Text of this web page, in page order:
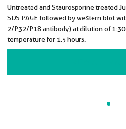
Untreated and Staurosporine treated
SDS PAGE followed by western blot
2/P32/P18 antibody) at dilution of 1:3000 incubated at
temperature for 1.5 hours.